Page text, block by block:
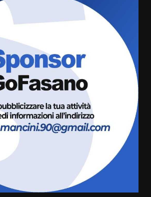
Savelletri in festa, domani sera
grande spettacolo con Uccio De
8 Agosto 2026 07:30
Politiche Giovanili e Mobilità
Sostenibile: premiati gli studenti
universitari del bando “La strada
giusta”